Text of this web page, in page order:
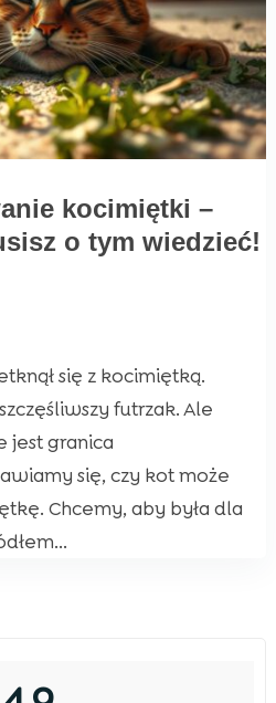
kocimiętki –
o tym wiedzieć!
się z kocimiętką.
futrzak. Ale
jest granica
się, czy kot może
Chcemy, aby była dla